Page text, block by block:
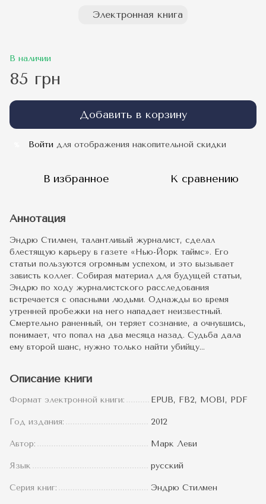
Электронная книга
В наличии
85 грн
Добавить в корзину
Войти для отображения накопительной скидки
В избранное К сравнению
Аннотация
Эндрю Стилмен, талантливый журналист, сделал
блестящую карьеру в газете «Нью-Йорк таймс». Его
статьи пользуются огромным успехом, и это вызывает
зависть коллег. Собирая материал для будущей статьи,
Эндрю по ходу журналистского расследования
встречается с опасными людьми. Однажды во время
утренней пробежки на него нападает неизвестный.
Смертельно раненный, он теряет сознание, а очнувшись,
понимает, что попал на два месяца назад. Судьба дала
ему второй шанс, нужно только найти убийцу…
Описание книги
Формат электронной книги: EPUB, FB2, MOBI, PDF
Год издания: 2012
Автор: Марк Леви
Язык русский
Серия книг: Эндрю Стилмен